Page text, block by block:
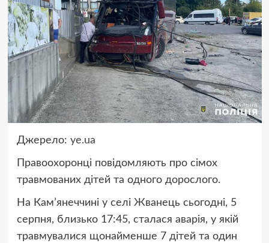
Джерело: ye.ua
Правоохоронці повідомляють про сімох
травмованих дітей та одного дорослого.
На Кам’янеччині у селі Жванець сьогодні, 5
серпня, близько 17:45, сталася аварія, у якій
травмувалися щонайменше 7 дітей та один